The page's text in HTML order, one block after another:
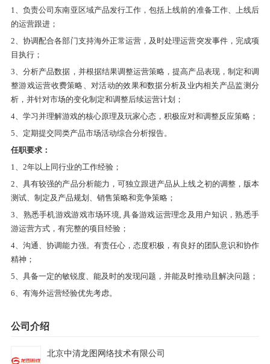
职责描述：
1、负责公司东南亚区域产品发行工作，包括上线前的准备工
作、上线后的运营跟进；
2、协调配合各部门支持海外正常运营，及时处理运营突发事
件，完成项目执行；
3、分析产品数据，并根据结果调整运营策略，提高产品表
现，制定和调整游戏运营收费策略、对活动的效果和数据分
析及业内相关产品监测分析，并针对市场的变化制定和调整
反应策略；
5、定期提交同类产品市场活动综合分析报告。
任职要求：
2、具有较强的产品分析能力，可独立跟进产品从上线之初的
3、熟悉手机游戏游戏市场环境, 具备游戏运营理念及用户知
意识和协作精神；
解决问题；
6、有海外运营经验优先考虑。
1、负责公司东南亚区域产品发行工作，包括上线前的准备工作、上线后
的运营跟进；
2、协调配合各部门支持海外正常运营，及时处理运营突发事件，完成项
目执行；
3、分析产品数据，并根据结果调整运营策略，提高产品表现， 制定和调
整游戏运营收费策略、对活动的效果和数据分析及业内相关产品监测分
析， 并针对市场的变化制定和调整后续运营计划；
4、学习并理解游戏的核心原理及玩家心态，积极应对和调整反应策略；
5、定期提交同类产品市场活动综合分析报告。
任职要求：
1、2年以上同行业的工作经验；
2、具有较强的产品分析能力，可独立跟进产品从上线之初的调整，版本
测试、制定及产品规划、销售策略和竞争策略；
3、熟悉手机游戏游戏市场环境, 具备游戏运营理念及用户知识，熟悉手
游运营方式，有完整的项目经验；
4、沟通、协调能力强。有责任心，态度积极，有良好的团队意识和协作
精神；
5、具备一定的敏锐度、能及时的发现问题，并能及时推动且解决问题；
6、有海外运营经验优先考虑。
公司介绍
北京中清龙图网络技术有限公司